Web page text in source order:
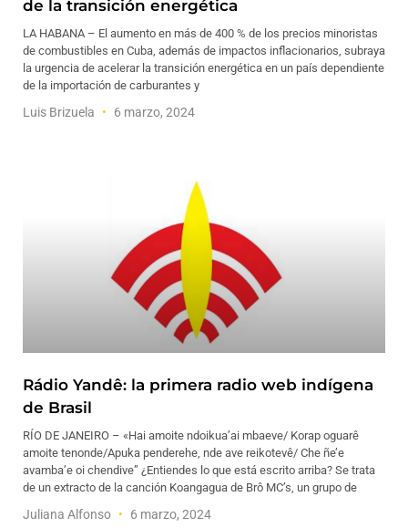
de la transición energética
LA HABANA – El aumento en más de 400 % de los precios minoristas
de combustibles en Cuba, además de impactos inflacionarios, subraya
la urgencia de acelerar la transición energética en un país dependiente
de la importación de carburantes y
Luis Brizuela 6 marzo, 2024
Rádio Yandê: la primera radio web indígena
de Brasil
RÍO DE JANEIRO – «Hai amoite ndoikua’ai mbaeve/ Korap oguarê
amoite tenonde/Apuka penderehe, nde ave reikotevê/ Che ñe’e
avamba’e oi chendive” ¿Entiendes lo que está escrito arriba? Se trata
de un extracto de la canción Koangagua de Brô MC’s, un grupo de
Juliana Alfonso 6 marzo, 2024